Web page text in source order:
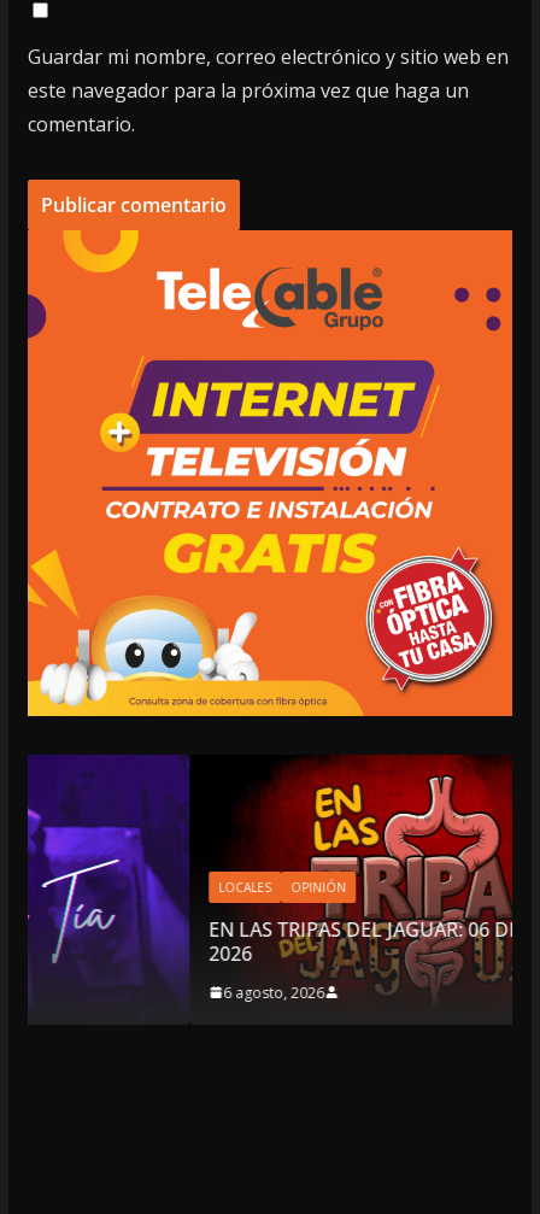
Guardar mi nombre, correo electrónico y sitio web en
este navegador para la próxima vez que haga un
comentario.
LOCALES OPINIÓN
EN LAS TRIPAS DEL JAGUAR: 06 DE AGOSTO DE
2026
6 agosto, 2026